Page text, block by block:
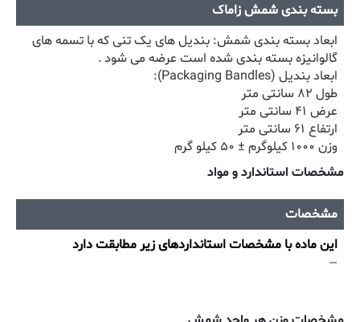
بسته بندی شمش زاماک
ابعاد بسته بندی شمش: بندیل های یک تنی که با تسمه های
گالوانیزه بسته بندی شده است عرضه می شود .
ابعاد بندیل (Packaging Bandles):
طول ۸۲ سانتی متر
عرض ۴۱ سانتی متر
ارتفاع ۶۱ سانتی متر
وزن ۱۰۰۰ کیلوگرم ± ۵۰ کیلو گرم
مشخصات استاندارد و مواد
مشخصات
این ماده با مشخصات استانداردهای زیر مطابقت دارد
—